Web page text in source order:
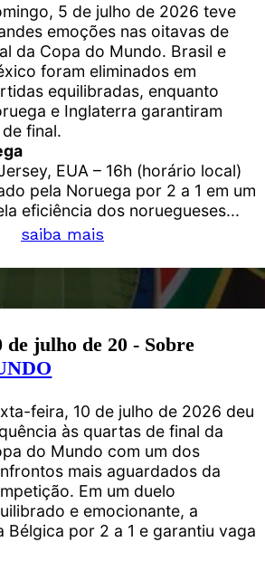
5 de julho de 2026 teve
emoções nas oitavas de
da Copa do Mundo. Brasil e
foram eliminados em
equilibradas, enquanto
e Inglaterra garantiram
final.
EUA – 16h (horário local)
pela Noruega por 2 a 1 em um
eficiência dos noruegueses...
saiba mais
de julho de 20 - Sobre
feira, 10 de julho de 2026 deu
às quartas de final da
do Mundo com um dos
mais aguardados da
Em um duelo
e emocionante, a
Bélgica por 2 a 1 e garantiu vaga